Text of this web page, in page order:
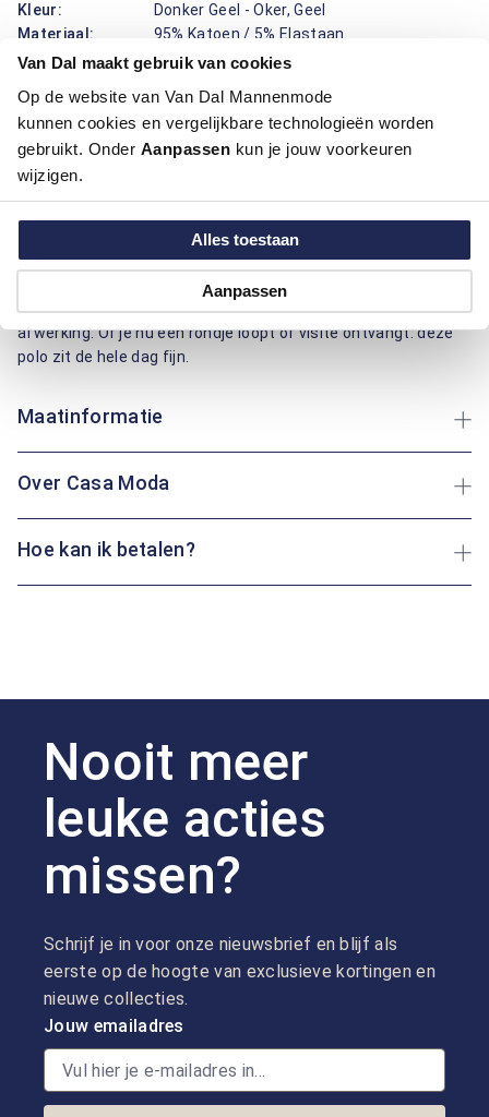
Van Dal maakt gebruik van cookies
Op de website van Van Dal Mannenmode
kunnen cookies en vergelijkbare technologieën worden
gebruikt. Onder Aanpassen kun je jouw voorkeuren
wijzigen.
Alles toestaan
Aanpassen
Kleur:
Donker Geel - Oker, Geel
Materiaal:
95% Katoen / 5% Elastaan
Pasvorm:
Comfort Fit
Deze polo van Casa Moda draagt prettig en ziet er verzorgd
taille, zodat je vrij kan bewegen tijdens een dag onderweg. De
goed en rekt licht mee, waardoor de polo mooi in vorm blijft en
makkelijk aantrekt. Het effen motief oogt rustig en
combineert eenvoudig, terwijl de contrasterende kraagrand,
de knoopsluiting en het borstzakje zorgen voor een nette
afwerking. Of je nu een rondje loopt of visite ontvangt: deze
polo zit de hele dag fijn.
Maatinformatie
Over Casa Moda
Hoe kan ik betalen?
Nooit meer
leuke acties
missen?
Schrijf je in voor onze nieuwsbrief en blijf als
eerste op de hoogte van exclusieve kortingen en
nieuwe collecties.
Jouw emailadres